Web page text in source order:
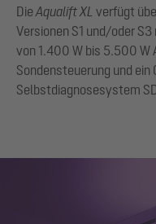
Die Aqualift XL verfügt
Versionen S1 und/oder
von 1.400 W bis 5.500 W
Sondensteuerung und
Selbstdiagnosesystem